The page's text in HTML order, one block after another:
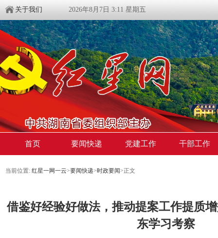
关于我们 2026年8月7日 3:11 星期五
首页 要闻快递 党建工作 干部工作
当前位置: 红星一网一云>要闻快递>时政要闻>正文
借鉴好经验好做法，推动提案工作提质
东学习考察